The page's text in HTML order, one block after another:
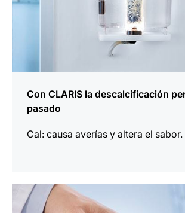
Con CLARIS la descalcificación
pasado
Cal: causa averías y altera el sabor.
más
información